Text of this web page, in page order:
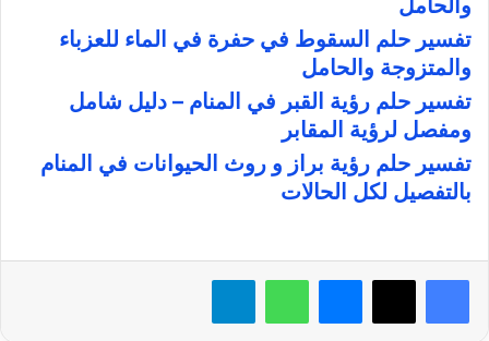
والحامل
تفسير حلم السقوط في حفرة في الماء للعزباء
والمتزوجة والحامل
تفسير حلم رؤية القبر في المنام – دليل شامل
ومفصل لرؤية المقابر
تفسير حلم رؤية براز و روث الحيوانات في المنام
بالتفصيل لكل الحالات
فيسبوك X ماسنجر واتساب